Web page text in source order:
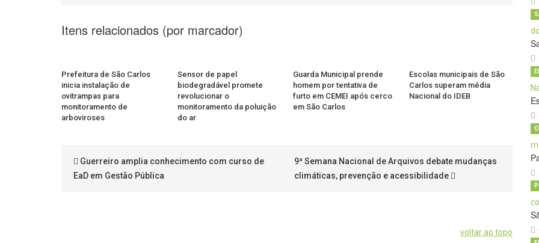
Itens relacionados (por marcador)
Prefeitura de São Carlos
inicia instalação de
ovitrampas para
monitoramento de
arboviroses
Sensor de papel
biodegradável promete
revolucionar o
monitoramento da poluição
do ar
Guarda Municipal prende
homem por tentativa de
furto em CEMEI após cerco
em São Carlos
Escolas municipais de São
Carlos superam média
Nacional do IDEB
Guerreiro amplia conhecimento com curso de
EaD em Gestão Pública
9ª Semana Nacional de Arquivos debate mudanças
climáticas, prevenção e acessibilidade
voltar ao topo